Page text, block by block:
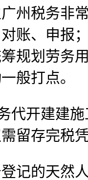
州税务非
账、申报
规划劳务
般打点。
开建建施
留存完税凭
的天然人